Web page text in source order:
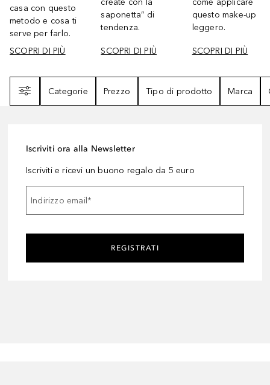
casa con questo
metodo e cosa ti
serve per farlo.
SCOPRI DI PIÙ
saponetta” di
tendenza.
SCOPRI DI PIÙ
questo make-up
leggero.
SCOPRI DI PIÙ
Categorie
Prezzo Tipo di prodotto Marca
Iscriviti ora alla Newsletter
Iscriviti e ricevi un buono regalo da 5 euro
Indirizzo email *
REGISTRATI